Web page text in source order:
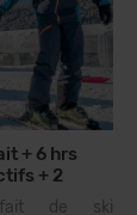
+ 6 hrs
+ 2
de ski